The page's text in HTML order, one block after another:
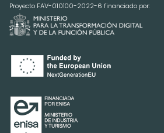
Proyecto FAV-010100-2022-6 financiado por: